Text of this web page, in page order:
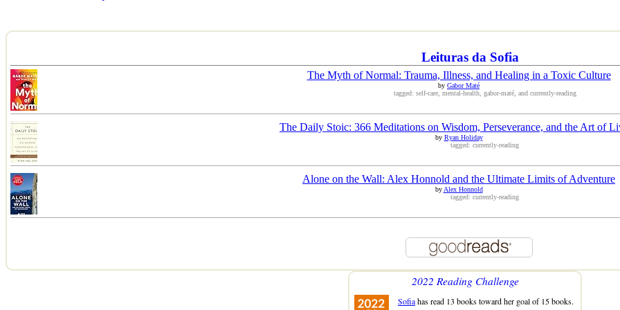
Leituras da Sofia
The Myth of Normal: Trauma, Illness, and Healing in a Toxic Culture
by Gabor Maté
tagged: self-care, mental-health, gabor-maté, and currently-reading
The Daily Stoic: 366 Meditations on Wisdom, Perseverance, and the Art of
by Ryan Holiday
tagged: currently-reading
Alone on the Wall: Alex Honnold and the Ultimate Limits of Adventure
by Alex Honnold
tagged: currently-reading
2022 Reading Challenge
Sofiahas read 13 books toward her goal of 15 books.